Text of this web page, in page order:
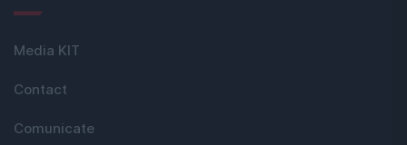
Media KIT
Contact
Comunicate